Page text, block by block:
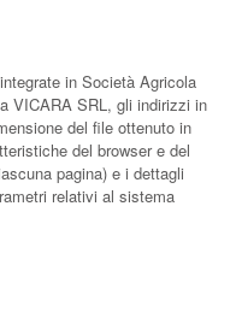
in Società Agricola
VICARA SRL, gli indirizzi in
del file ottenuto in
del browser e del
pagina) e i dettagli
relativi al sistema